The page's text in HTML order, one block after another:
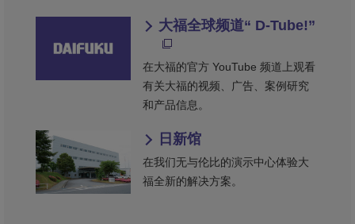
大福全球频道“ D-Tube!”
在大福的官方 YouTube 频道上观看
有关大福的视频、广告、案例研究
和产品信息。
日新馆
在我们无与伦比的演示中心体验大
福全新的解决方案。